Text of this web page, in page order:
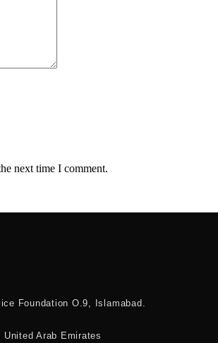
next time I comment.
Foundation O.9, Islamabad.
Arab Emirates